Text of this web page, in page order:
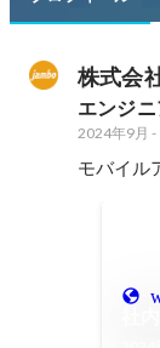
株式会
エンジ
2024年9月 -
モバイル